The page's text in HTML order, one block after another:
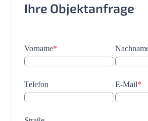
Ihre Objektanfrage
Vorname*
Telefon E-Mail*